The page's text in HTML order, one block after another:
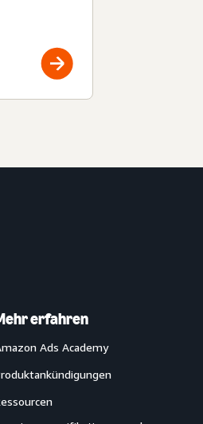
erfahren
Ads Academy